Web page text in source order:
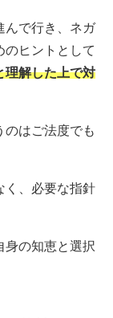
んで行き、ネガ
のヒントとして
理解した上で対
のはご法度でも
く、必要な指針
身の知恵と選択